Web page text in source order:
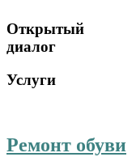
Открытый
диалог
Услуги
Ремонт обуви